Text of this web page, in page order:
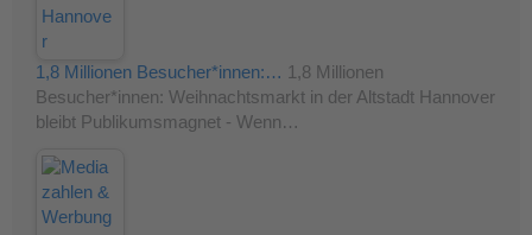
1,8 Millionen Besucher*innen:… 1,8 Millionen
Besucher*innen: Weihnachtsmarkt in der Altstadt Hannover
bleibt Publikumsmagnet - Wenn…